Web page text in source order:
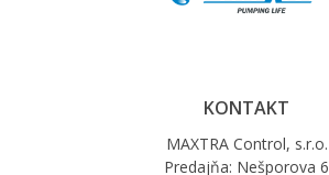
KONTAKT
MAXTRA Control, s.r.o.
Predajňa: Nešporova 6